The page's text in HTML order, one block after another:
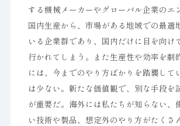
する機械メーカーやグローバル企業のエ
国内生産から、市場がある地域での最適
いる企業群であり、国内だけに目を向け
行かれてしまう。また生産性や効率を劇
には、今までのやり方ばかりを踏襲して
は少ない。新たな価値観で、別な手段を
が重要だ。海外には私たちが知らない、
い技術や製品、想定外のやり方がたくさ